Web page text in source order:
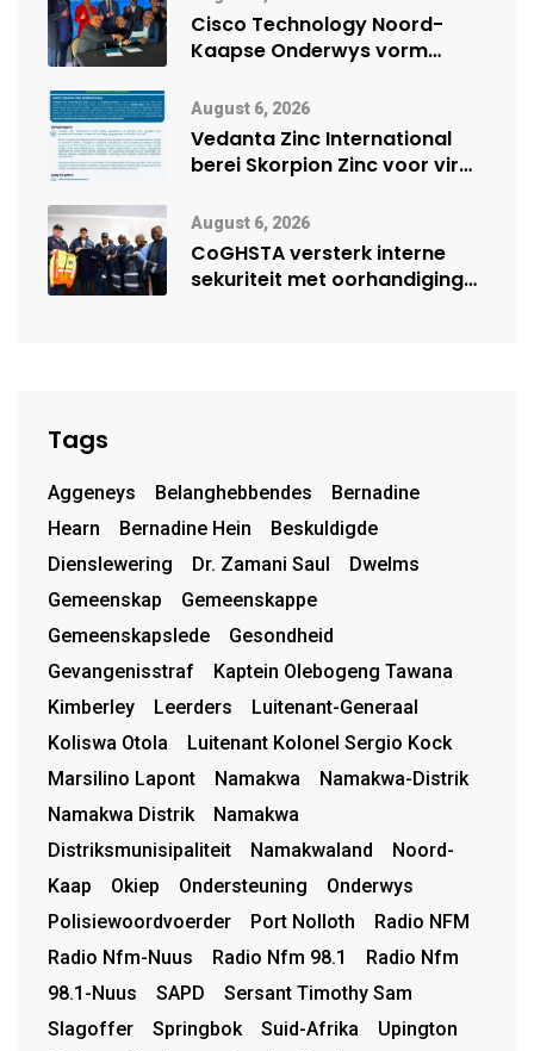
Cisco Technology Noord-
Kaapse Onderwys vorm
vennootskap
August 6, 2026
Vedanta Zinc International
berei Skorpion Zinc voor vir
August 6, 2026
CoGHSTA versterk interne
sekuriteit met oorhandiging
Tags
Aggeneys Belanghebbendes
Bernadine
Hearn
Bernadine Hein
Beskuldigde
Dienslewering
Dr. Zamani Saul
Dwelms
Gemeenskap
Gemeenskappe
Gemeenskapslede
Gesondheid
Gevangenisstraf
Kaptein Olebogeng Tawana
Kimberley
Leerders
Luitenant-Generaal
Koliswa Otola
Luitenant Kolonel Sergio Kock
Marsilino Lapont
Namakwa
Namakwa-Distrik
Namakwa Distrik
Namakwa
Distriksmunisipaliteit
Namakwaland
Noord-
Kaap
Okiep Ondersteuning
Onderwys
Polisiewoordvoerder
Port Nolloth
Radio NFM
Radio Nfm-Nuus
Radio Nfm 98.1
Radio Nfm
98.1-Nuus
SAPD
Sersant Timothy Sam
Slagoffer
Springbok Suid-Afrika
Upington